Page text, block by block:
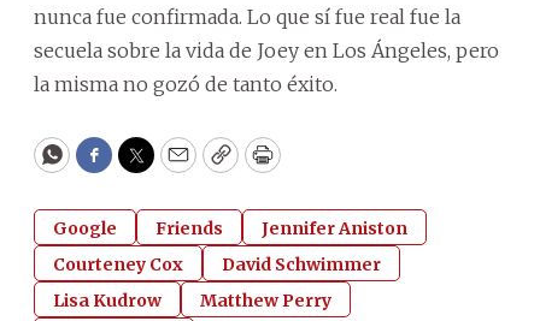
nunca fue confirmada. Lo que sí fue real fue la
secuela sobre la vida de Joey en Los Ángeles, pero
la misma no gozó de tanto éxito.
WhatsApp
Facebook
Twitter
EmailCopyPrint
Google Friends
Jennifer Aniston
Courteney Cox
David Schwimmer
Lisa Kudrow
Matthew Perry